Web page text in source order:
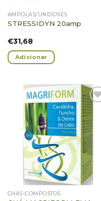
AMPOLAS/UNIDOSES
STRESSIDYN 20amp
€31,68
Adicionar
Adicionar
Favoritos
CHÁS-COMPOSTOS